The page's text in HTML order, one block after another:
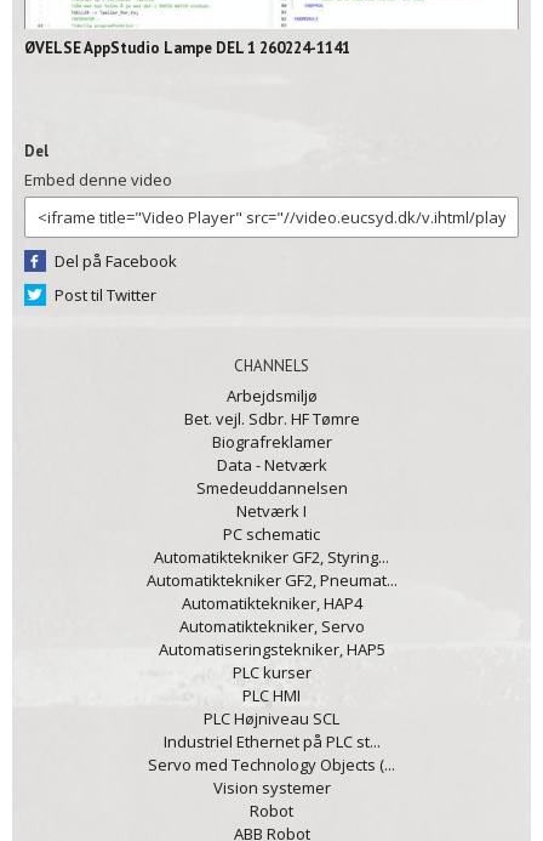
ØVELSE AppStudio Lampe DEL 1 260224-1141
Del
Embed denne video
Del på Facebook
Post til Twitter
CHANNELS
Arbejdsmiljø
Bet. vejl. Sdbr. HF Tømre
Biografreklamer
Data - Netværk
Smedeuddannelsen
Netværk I
PC schematic
Automatiktekniker GF2, Styring...
Automatiktekniker GF2, Pneumat...
Automatiktekniker, HAP4
Automatiktekniker, Servo
Automatiseringstekniker, HAP5
PLC kurser
PLC HMI
PLC Højniveau SCL
Industriel Ethernet på PLC st...
Servo med Technology Objects (...
Vision systemer
Robot
ABB Robot